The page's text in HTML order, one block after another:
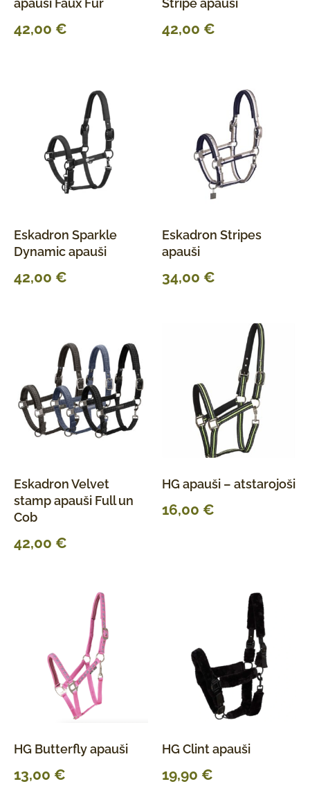
42,00 € 42,00 €
Eskadron Sparkle
Dynamic apauši
42,00 €
Eskadron Stripes
apauši
34,00 €
Eskadron Velvet
stamp apauši Full un
Cob
42,00 €
HG apauši – atstarojoši
16,00 €
HG Butterfly apauši
13,00 €
HG Clint apauši
19,90 €